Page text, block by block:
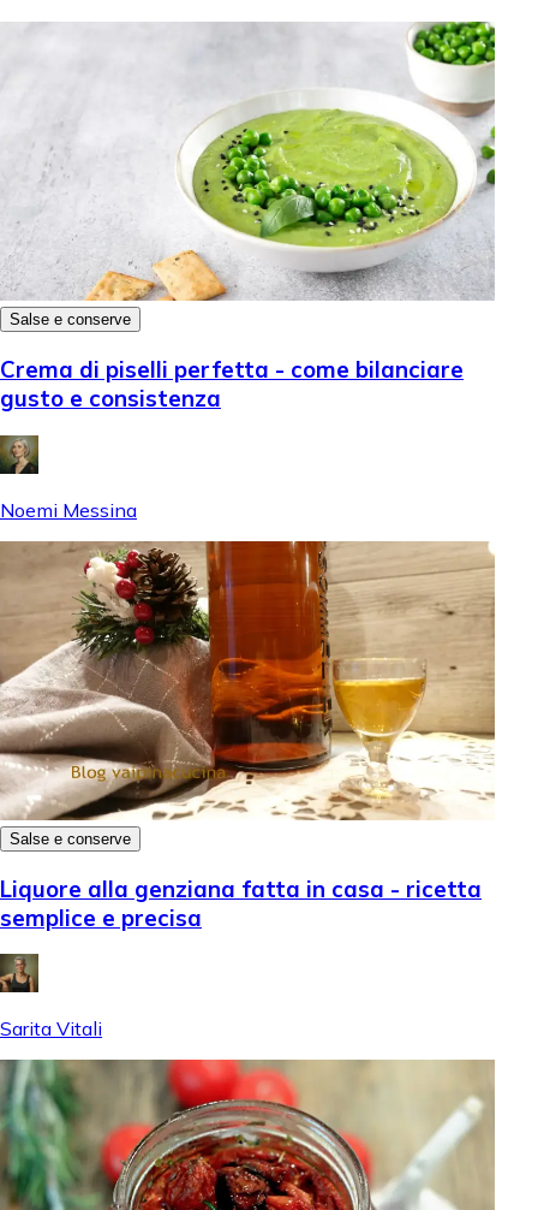
Salse e conserve
Crema di piselli perfetta - come bilanciare
gusto e consistenza
Noemi Messina
Salse e conserve
Liquore alla genziana fatta in casa - ricetta
semplice e precisa
Sarita Vitali